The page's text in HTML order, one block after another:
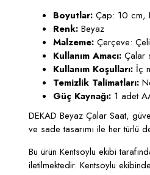
Boyutlar: Çap: 10 cm,
Renk: Beyaz
Malzeme: Çerçeve:
Kullanım Amacı: Çalar
Kullanım Koşulları: İç
Temizlik Talimatları:
Güç Kaynağı: 1 adet
DEKAD Beyaz Çalar Saat,
ve sade tasarımı ile her türlü
Bu ürün Kentsoylu ekibi
iletilmektedir. Kentsoylu